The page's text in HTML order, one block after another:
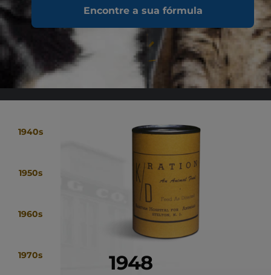
Encontre a sua fórmula
1940s
1950s
1960s
1970s 1948